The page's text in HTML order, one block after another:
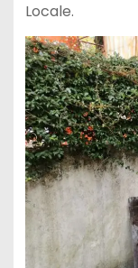
Locale.